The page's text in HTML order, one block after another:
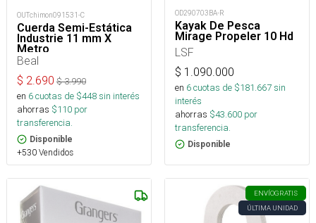
OUTchimon091531-C
Cuerda Semi-Estática
Industrie 11 mm X
Metro
Beal
$ 2.690 $3.990
en 6cuotas de $448sin interés
ahorras $110 por
transferencia.
Disponible
+530 Vendidos
OD290703BA-R
Kayak De Pesca
Mirage Propeler 10 Hd
LSF
$ 1.090.000
en 6cuotas de $181.667sin
interés
ahorras $43.600 por
transferencia.
Disponible
ENVÍOGRATIS
ÚLTIMA UNIDAD